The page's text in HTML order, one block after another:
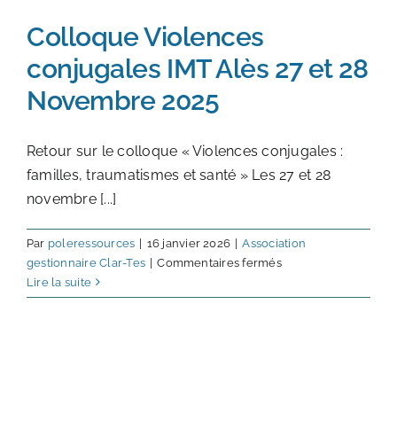
Colloque Violences
conjugales IMT Alès 27 et 28
Novembre 2025
Retour sur le colloque « Violences conjugales :
familles, traumatismes et santé » Les 27 et 28
novembre [...]
Par poleressources 16 janvier 2026
Association
gestionnaire Clar-Tes
Commentaires ferméssur
Violences
Lire la suite